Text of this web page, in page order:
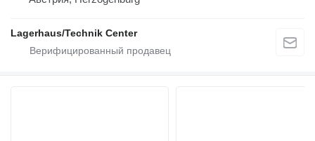
Lagerhaus/Technik Center